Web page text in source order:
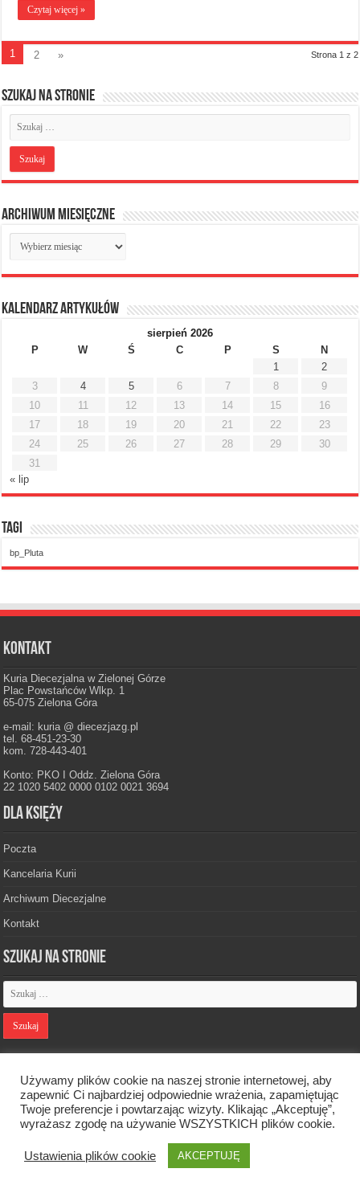
Czytaj więcej »
Strona 1 z 2
1 2 »
Szukaj na stronie
Archiwum miesięczne
Archiwum
miesięczne
Kalendarz artykułów
sierpień 2026
P
W Ś C P S
N
1
2
3
4 5 6 7 8
9
10
11 12 13 14 15
16
17
18 19 20 21 22
23
24
25 26 27 28 29
30
31
« lip
Tagi
bp_Pluta
Kontakt
Kuria Diecezjalna w Zielonej Górze
Plac Powstańców Wlkp. 1
65-075 Zielona Góra
e-mail: kuria @ diecezjazg.pl
tel. 68-451-23-30
kom. 728-443-401
Konto: PKO I Oddz. Zielona Góra
22 1020 5402 0000 0102 0021 3694
Dla księży
Poczta
Kancelaria Kurii
Archiwum Diecezjalne
Kontakt
Szukaj na stronie
Designed by Webdawid
Oficjalna strona Diecezji Zielonogórsko-Gorzowskiej. © 2026. Wszelkie
prawa zastrzeżone.
Używamy plików cookie na naszej stronie internetowej, aby
zapewnić Ci najbardziej odpowiednie wrażenia, zapamiętując
Twoje preferencje i powtarzając wizyty. Klikając „Akceptuję”,
wyrażasz zgodę na używanie WSZYSTKICH plików cookie.
Ustawienia plików cookie AKCEPTUJĘ